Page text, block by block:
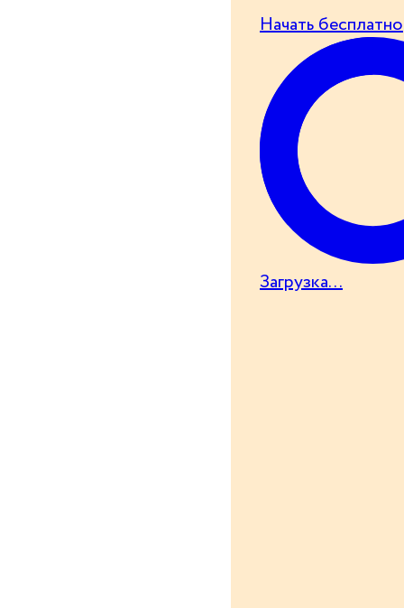
Начать бесплатно
Загрузка...